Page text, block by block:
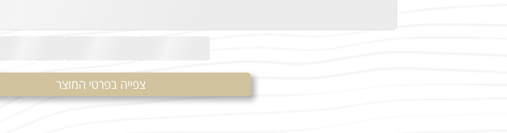
צפייה בפרטי המוצר